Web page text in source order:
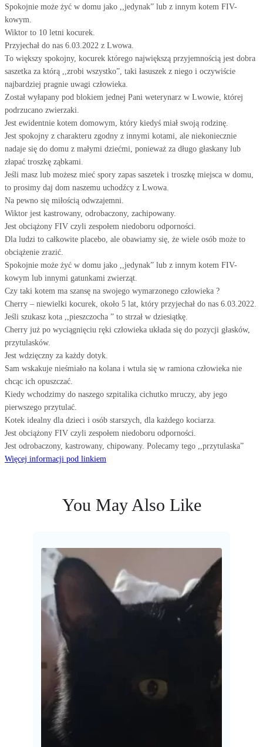
Spokojnie może żyć w domu jako ,,jedynak” lub z innym kotem FIV-
kowym.
Wiktor to 10 letni kocurek.
Przyjechał do nas 6.03.2022 z Lwowa.
To większy spokojny, kocurek którego największą przyjemnością jest dobra
saszetka za którą ,,zrobi wszystko”, taki łasuszek z niego i oczywiście
najbardziej pragnie uwagi człowieka.
Został wyłapany pod blokiem jednej Pani weterynarz w Lwowie, której
podrzucano zwierzaki.
Jest ewidentnie kotem domowym, który kiedyś miał swoją rodzinę.
Jest spokojny z charakteru zgodny z innymi kotami, ale niekoniecznie
nadaje się do domu z małymi dziećmi, ponieważ za długo głaskany lub
złapać troszkę ząbkami.
Jeśli masz lub możesz mieć spory zapas saszetek i troszkę miejsca w domu,
to prosimy daj dom naszemu uchodźcy z Lwowa.
Na pewno się miłością odwzajemni.
Wiktor jest kastrowany, odrobaczony, zachipowany.
Jest obciążony FIV czyli zespołem niedoboru odporności.
Dla ludzi to całkowite placebo, ale obawiamy się, że wiele osób może to
obciążenie zrazić.
Spokojnie może żyć w domu jako ,,jedynak” lub z innym kotem FIV-
kowym lub innymi gatunkami zwierząt.
Czy taki kotem ma szansę na swojego wymarzonego człowieka ?
Cherry – niewielki kocurek, około 5 lat, który przyjechał do nas 6.03.2022.
Jeśli szukasz kota ,,pieszczocha ” to strzał w dziesiątkę.
Cherry już po wyciągnięciu ręki człowieka układa się do pozycji głasków,
przytulasków.
Jest wdzięczny za każdy dotyk.
Sam wskakuje nieśmiało na kolana i wtula się w ramiona człowieka nie
chcąc ich opuszczać.
Kiedy wchodzimy do naszego szpitalika cichutko mruczy, aby jego
pierwszego przytulać.
Kotek idealny dla dzieci i osób starszych, dla każdego kociarza.
Jest obciążony FIV czyli zespołem niedoboru odporności.
Jest odrobaczony, kastrowany, chipowany. Polecamy tego ,,przytulaska”
Więcej informacji pod linkiem
You May Also Like